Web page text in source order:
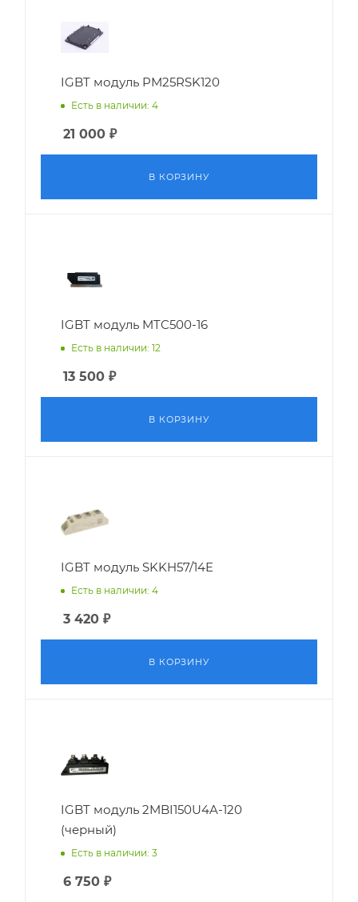
IGBT модуль PM25RSK120
Есть в наличии: 4
21 000 ₽
В КОРЗИНУ
IGBT модуль MTC500-16
Есть в наличии: 12
13 500 ₽
В КОРЗИНУ
IGBT модуль SKKH57/14E
Есть в наличии: 4
3 420 ₽
В КОРЗИНУ
IGBT модуль 2MBI150U4A-120
(черный)
Есть в наличии: 3
6 750 ₽